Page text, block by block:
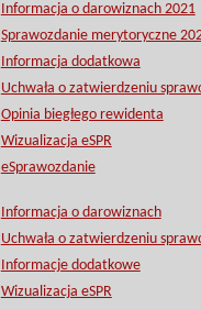
Informacja o darowiznach 2021
Sprawozdanie merytoryczne
Informacja dodatkowa
Uchwała o zatwierdzeniu
Opinia biegłego rewidenta
Wizualizacja eSPR
eSprawozdanie
Informacja o darowiznach
Uchwała o zatwierdzeniu
Informacje dodatkowe
Wizualizacja eSPR